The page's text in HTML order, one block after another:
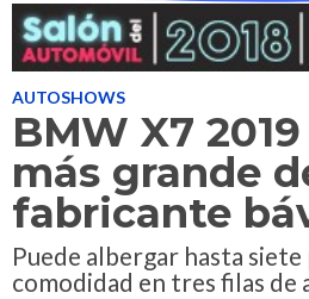
AUTOSHOWS
BMW X7
más grande
fabricante
Puede albergar hasta siete
comodidad en tres filas de